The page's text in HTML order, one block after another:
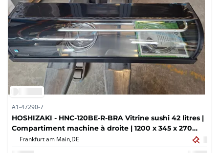
A1-47290-7
HOSHIZAKI - HNC-120BE-R-BRA Vitrine sushi 42 litres |
Compartiment machine à droite | 1200 x 345 x 270
mm
Frankfurt am Main,DE